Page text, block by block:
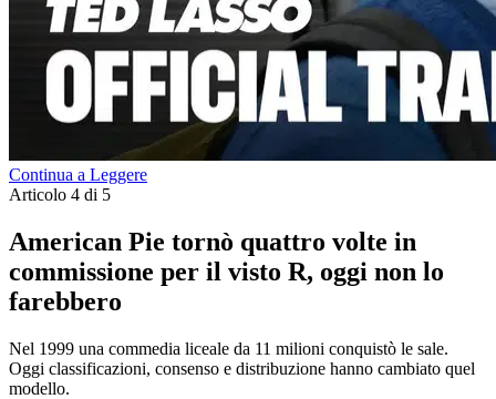
Continua a Leggere
Articolo 4 di 5
American Pie tornò quattro volte in
commissione per il visto R, oggi non lo
farebbero
Nel 1999 una commedia liceale da 11 milioni conquistò le sale.
Oggi classificazioni, consenso e distribuzione hanno cambiato quel
modello.